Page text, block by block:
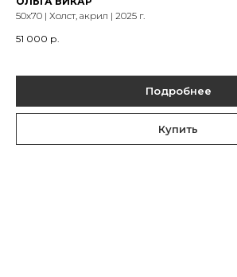
50х70 | Холст, акрил | 2025 г.
51 000 р.
Подробнее
Купить